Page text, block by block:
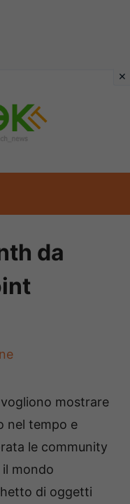
da
vogliono mostrare
nel tempo e
le community
mondo
di oggetti